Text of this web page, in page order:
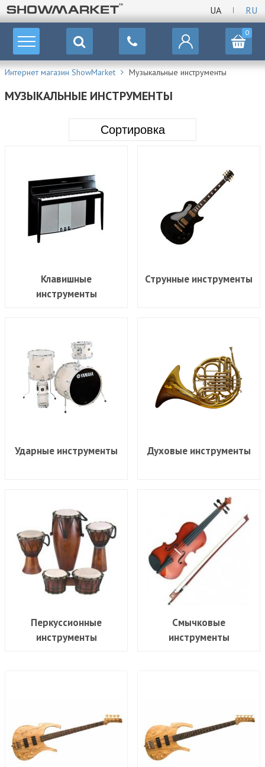
UA RU
0
Интернет магазин ShowMarket Музыкальные инструменты
МУЗЫКАЛЬНЫЕ ИНСТРУМЕНТЫ
Сортировка
Клавишные
инструменты
Струнные инструменты
Ударные инструменты Духовые инструменты
Перкуссионные
инструменты
Смычковые
инструменты